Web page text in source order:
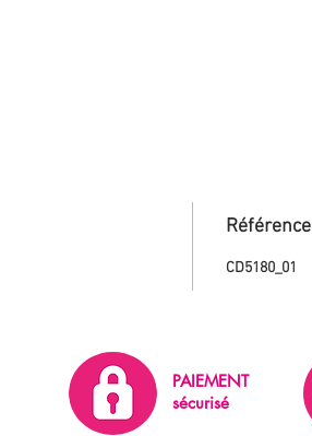
Référence
CD5180_01
PAIEMENT
sécurisé